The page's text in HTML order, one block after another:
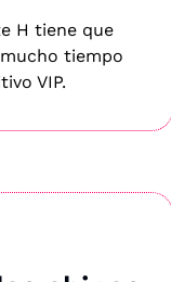
H tiene que
tiempo
VIP.